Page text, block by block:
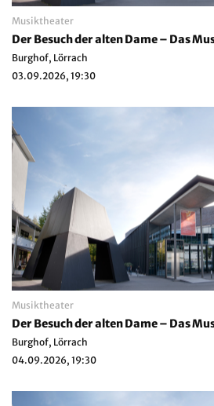
Musiktheater
Der Besuch der alten Dame – Das
Burghof, Lörrach
03.09.2026, 19:30
Musiktheater
Der Besuch der alten Dame – Das
Burghof, Lörrach
04.09.2026, 19:30